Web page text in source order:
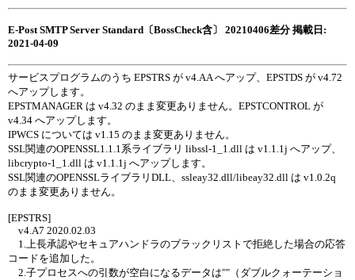
E-Post SMTP Server Standard〔BossCheck含〕 20210406差分 掲載日:
2021-04-09
サービスプログラムのうち EPSTRS が v4.AA へアップ、EPSTDS が v4.72
へアップします。
EPSTMANAGER は v4.32 のまま変更ありません。EPSTCONTROL が
v4.34 へアップします。
IPWCS については v1.15 のまま変更ありません。
SSL関連のOPENSSL1.1.1系ライブラリ libssl-1_1.dll は v1.1.1j へアップ、
libcrypto-1_1.dll は v1.1.1j へアップします。
SSL関連のOPENSSLライブラリDLL、ssleay32.dll/libeay32.dll は v1.0.2q
のまま変更ありません。
[EPSTRS]
v4.A7 2020.02.03
1.上長承認やセキュアハンドラのブラックリストで拒絶した場合の応答
コードを追加した。
2.子プロセスへの引数が空白になるデータは""（ダブルクォーテーショ